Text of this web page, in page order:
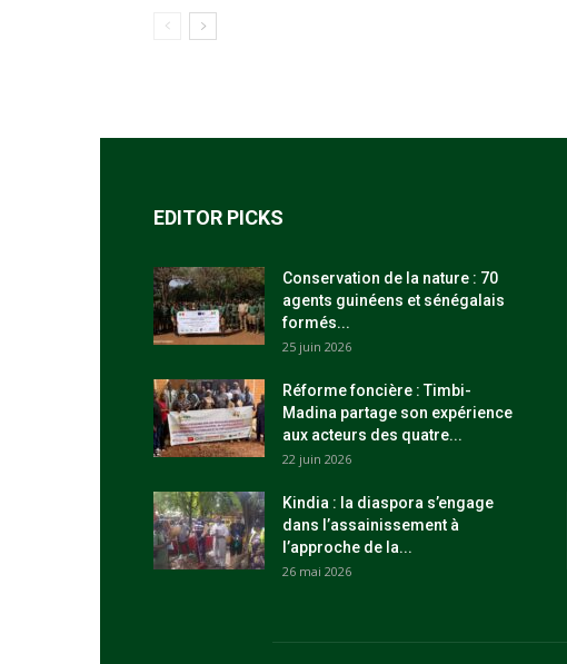
EDITOR PICKS
Conservation de la nature : 70
agents guinéens et sénégalais
formés...
25 juin 2026
Réforme foncière : Timbi-
Madina partage son expérience
aux acteurs des quatre...
22 juin 2026
Kindia : la diaspora s’engage
dans l’assainissement à
l’approche de la...
26 mai 2026